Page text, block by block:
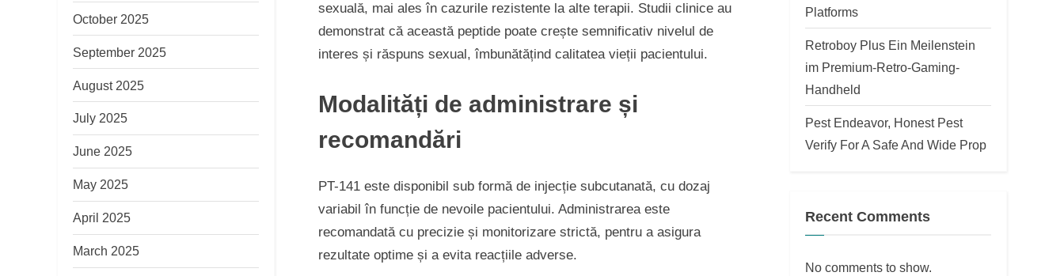
sexuală, mai ales în cazurile rezistente la alte terapii. Studii clinice au
demonstrat că această peptide poate crește semnificativ nivelul de
interes și răspuns sexual, îmbunătățind calitatea vieții pacientului.
Modalități de administrare și
recomandări
PT-141 este disponibil sub formă de injecție subcutanată, cu dozaj
variabil în funcție de nevoile pacientului. Administrarea este
recomandată cu precizie și monitorizare strictă, pentru a asigura
rezultate optime și a evita reacțiile adverse.
October 2025
September 2025
August 2025
July 2025
June 2025
May 2025
April 2025
March 2025
Platforms
Retroboy Plus Ein Meilenstein
im Premium-Retro-Gaming-
Handheld
Pest Endeavor, Honest Pest
Verify For A Safe And Wide Prop
Recent Comments
No comments to show.